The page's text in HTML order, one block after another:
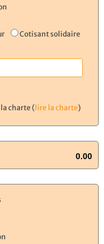
Cotisant solidaire
charte (lire la charte)